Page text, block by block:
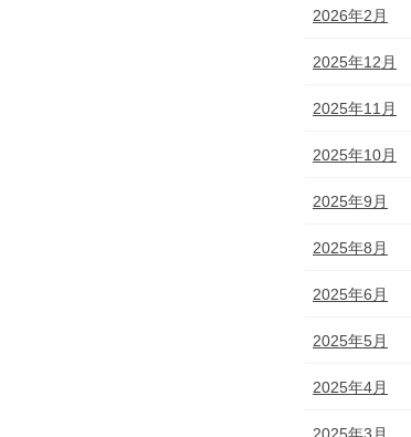
2026年2月
2025年12月
2025年11月
2025年10月
2025年9月
2025年8月
2025年6月
2025年5月
2025年4月